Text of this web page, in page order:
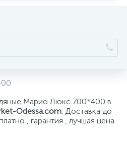
Марио Люкс 700*400 в
Odessa.com. Доставка до
, гарантия , лучшая цена